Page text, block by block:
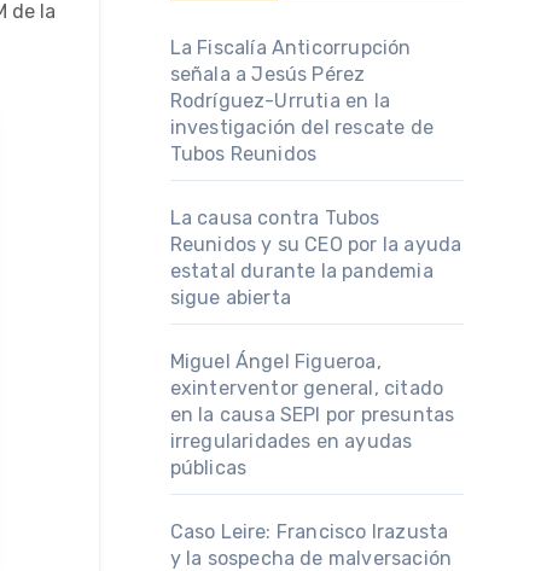
La Fiscalía Anticorrupción
señala a Jesús Pérez
Rodríguez-Urrutia en la
investigación del rescate de
Tubos Reunidos
La causa contra Tubos
Reunidos y su CEO por la ayuda
estatal durante la pandemia
sigue abierta
Miguel Ángel Figueroa,
exinterventor general, citado
en la causa SEPI por presuntas
irregularidades en ayudas
públicas
Caso Leire: Francisco Irazusta
y la sospecha de malversación